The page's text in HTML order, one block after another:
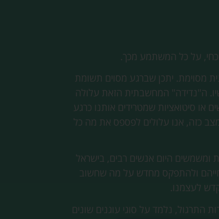
מסוימת. יתכן שברגע מסוים תשומת
ה"נדידה" המחשבתית הזאת עלולה
סיטואציות שמטרידים אותנו כרגע
כזה, אנו עלולים לפספס את מה כל
ומשמשים היום אנשים רבים, בישראל
חייהם ולהתפקס מחדש על מה שחשוב
לעצמנו.
התרגול, נלמד על סוגי עוגנים שונים